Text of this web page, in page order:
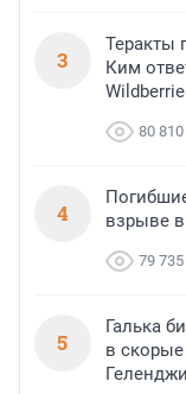
3
Теракты
Ким
80 810
4
взрыве
79 735
5
Галька
в